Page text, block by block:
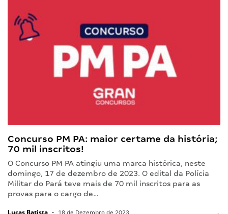
Concurso PM PA: maior certame da história;
70 mil inscritos!
O Concurso PM PA atingiu uma marca histórica, neste
domingo, 17 de dezembro de 2023. O edital da Polícia
Militar do Pará teve mais de 70 mil inscritos para as
provas para o cargo de…
Lucas Batista • 18 de Dezembro de 2023